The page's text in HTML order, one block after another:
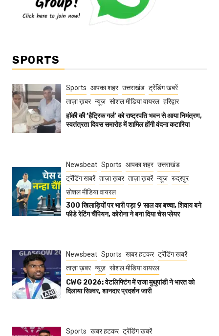
SPORTS
Sports आपका शहर उत्तराखंड ट्रेंडिंग खबरें
ताज़ा ख़बर न्यूज़ सोशल मीडिया वायरल हरिद्वार
हॉकी की ‘हैट्रिक गर्ल’ को राष्ट्रपति भवन से आया निमंत्रण,
स्वतंत्रता दिवस समारोह में शामिल होंगी वंदना कटारिया
Newsbeat Sports आपका शहर उत्तराखंड
ट्रेंडिंग खबरें ताज़ा ख़बर ताज़ा ख़बरें न्यूज़ रुद्रपुर
सोशल मीडिया वायरल
300 खिलाड़ियों पर भारी पड़ा 9 साल का बच्चा, शिवाय बने
फीडे रेटिंग चैंपियन, कोरोना ने बना दिया चेस प्लेयर
Newsbeat Sports खबर हटकर ट्रेंडिंग खबरें
ताज़ा ख़बर न्यूज़ सोशल मीडिया वायरल
CWG 2026: वेटलिफ्टिंग में राजा मुथुपांडी ने भारत को
दिलाया सिल्वर, शानदार प्रदर्शन जारी
Sports खबर हटकर ट्रेंडिंग खबरें